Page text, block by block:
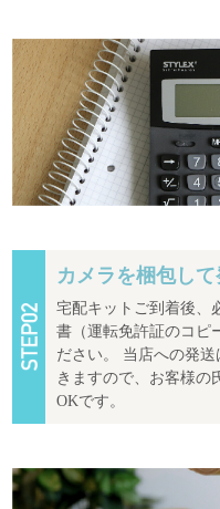
カメラを梱包して
宅配キットご到着後、
書（運転免許証のコピ
ださい。 当店への発
きますので、お客様の
OKです。